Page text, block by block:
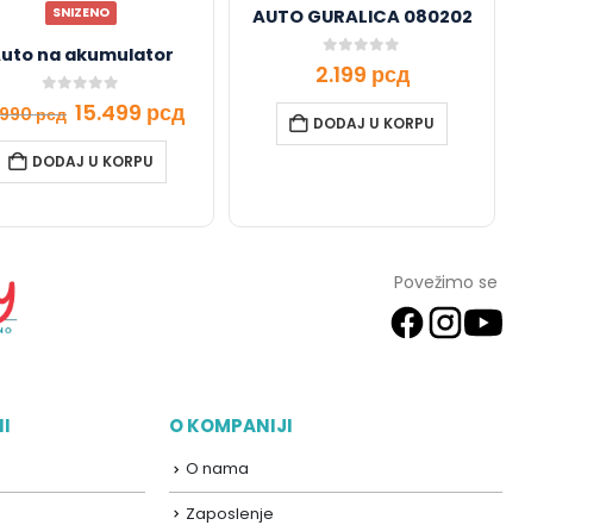
SNIZENO
na akumulator
out of 5
рсд 15.499 рсд
DODAJ U KORPU
AUTO GURALICA 080202
0 out of 5
2.199 рсд
DODAJ U KORPU
Povežimo se
O KOMPANIJI
O nama
Zaposlenje